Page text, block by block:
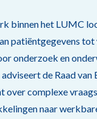
binnen het LUMC
patiëntgegevens
onderzoek en
de Raad van
over complexe
naar